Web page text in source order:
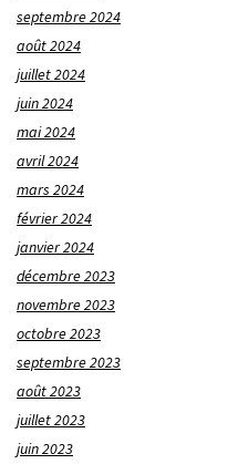
septembre 2024
août 2024
juillet 2024
juin 2024
mai 2024
avril 2024
mars 2024
février 2024
janvier 2024
décembre 2023
novembre 2023
octobre 2023
septembre 2023
août 2023
juillet 2023
juin 2023